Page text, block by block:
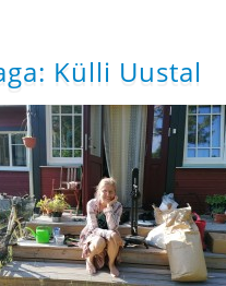
Külli Uustal